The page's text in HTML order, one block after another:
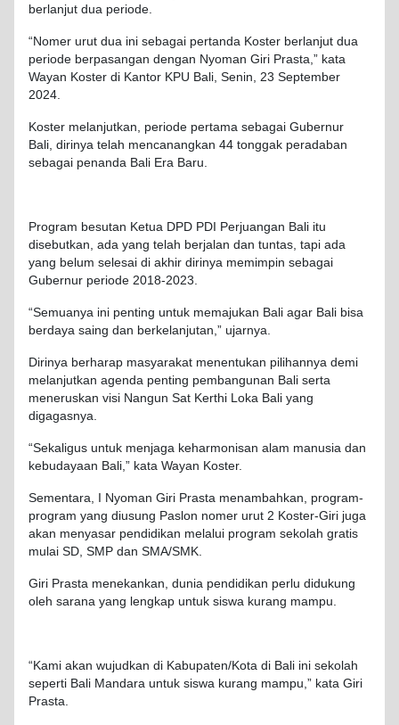
berlanjut dua periode.
“Nomer urut dua ini sebagai pertanda Koster berlanjut dua
periode berpasangan dengan Nyoman Giri Prasta,” kata
Wayan Koster di Kantor KPU Bali, Senin, 23 September
2024.
Koster melanjutkan, periode pertama sebagai Gubernur
Bali, dirinya telah mencanangkan 44 tonggak peradaban
sebagai penanda Bali Era Baru.
Program besutan Ketua DPD PDI Perjuangan Bali itu
disebutkan, ada yang telah berjalan dan tuntas, tapi ada
yang belum selesai di akhir dirinya memimpin sebagai
Gubernur periode 2018-2023.
“Semuanya ini penting untuk memajukan Bali agar Bali bisa
berdaya saing dan berkelanjutan,” ujarnya.
Dirinya berharap masyarakat menentukan pilihannya demi
melanjutkan agenda penting pembangunan Bali serta
meneruskan visi Nangun Sat Kerthi Loka Bali yang
digagasnya.
“Sekaligus untuk menjaga keharmonisan alam manusia dan
kebudayaan Bali,” kata Wayan Koster.
Sementara, I Nyoman Giri Prasta menambahkan, program-
program yang diusung Paslon nomer urut 2 Koster-Giri juga
akan menyasar pendidikan melalui program sekolah gratis
mulai SD, SMP dan SMA/SMK.
Giri Prasta menekankan, dunia pendidikan perlu didukung
oleh sarana yang lengkap untuk siswa kurang mampu.
“Kami akan wujudkan di Kabupaten/Kota di Bali ini sekolah
seperti Bali Mandara untuk siswa kurang mampu,” kata Giri
Prasta.